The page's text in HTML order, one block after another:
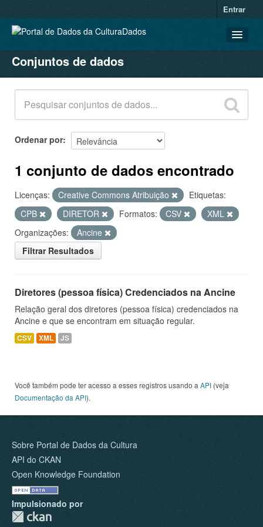
Entrar
CONJUNTOS DE DADOS
ORGANIZAÇÕES
GRUPOS
SOBRE
Conjuntos de dados
Ordenar por
1 conjunto de dados encontrado
Licenças: Creative Commons Atribuição
Etiquetas:
CPB
DIRETOR Formatos: CSV
XML
Organizações:
Ancine
Filtrar Resultados
Diretores (pessoa física) Credenciados na Ancine
Relação geral dos diretores (pessoa física) credenciados na
Ancine e que se encontram em situação regular.
CSV XML JS
Você também pode ter acesso a esses registros usando a API (veja
Documentação da API).
Sobre Portal de Dados da Cultura
API do CKAN
Open Knowledge Foundation
Impulsionado por